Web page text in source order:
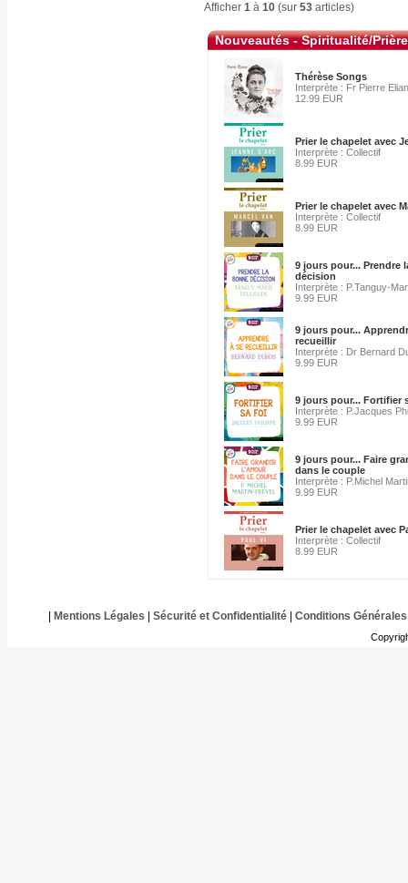
Afficher 1 à 10 (sur 53 articles)
Nouveautés - Spiritualité/Prière
Thérèse Songs
Interprète : Fr Pierre
12.99 EUR
Prier le chapelet avec
Interprète : Collectif
8.99 EUR
Prier le chapelet avec
Interprète : Collectif
8.99 EUR
9 jours pour... Prendre
décision
Interprète : P.Tanguy-
9.99 EUR
9 jours pour...
recueillir
Interprète : Dr Bernard
9.99 EUR
9 jours pour... Fortifier
Interprète : P.Jacques
9.99 EUR
9 jours pour... Faire
dans le couple
Interprète : P.Michel
9.99 EUR
Prier le chapelet avec
Interprète : Collectif
8.99 EUR
Mentions Légales Sécurité et Confidentialité| Conditions Générales